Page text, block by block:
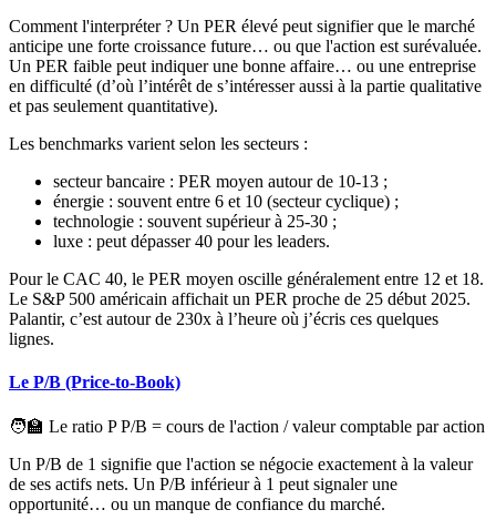
Comment l'interpréter ? Un PER élevé peut signifier que le marché
anticipe une forte croissance future… ou que l'action est surévaluée.
Un PER faible peut indiquer une bonne affaire… ou une entreprise
en difficulté (d’où l’intérêt de s’intéresser aussi à la partie qualitative
et pas seulement quantitative).
Les benchmarks varient selon les secteurs :
secteur bancaire : PER moyen autour de 10-13 ;
énergie : souvent entre 6 et 10 (secteur cyclique) ;
technologie : souvent supérieur à 25-30 ;
luxe : peut dépasser 40 pour les leaders.
Pour le CAC 40, le PER moyen oscille généralement entre 12 et 18.
Le S&P 500 américain affichait un PER proche de 25 début 2025.
Palantir, c’est autour de 230x à l’heure où j’écris ces quelques
lignes.
Le P/B (Price-to-Book)
🧑‍🏫 Le ratio P P/B = cours de l'action / valeur comptable par action
Un P/B de 1 signifie que l'action se négocie exactement à la valeur
de ses actifs nets. Un P/B inférieur à 1 peut signaler une
opportunité… ou un manque de confiance du marché.